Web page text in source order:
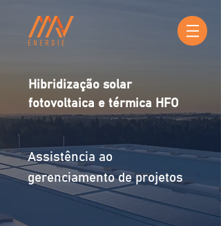
Hibridização solar
fotovoltaica e térmica HFO
Assistência ao
gerenciamento de projetos